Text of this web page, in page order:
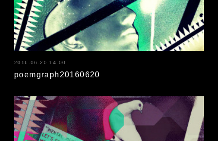
2016.06.20 14:00
poemgraph20160620